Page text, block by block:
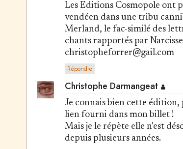
Les Editions Cosmopole ont
vendéen dans une tribu
Merland, le fac-similé des
chants rapportés par
christopheforrer@gail.com
Répondre
Christophe Darmangeat
Je connais bien cette édition,
lien fourni dans mon billet !
Mais je le répète elle n'est
depuis plusieurs années.